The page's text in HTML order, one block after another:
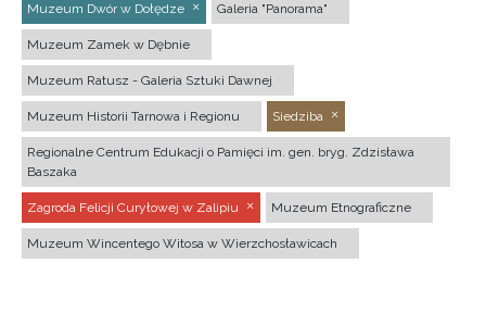
Muzeum Dwór w Dołędze Galeria "Panorama"
Muzeum Zamek w Dębnie
Muzeum Ratusz - Galeria Sztuki Dawnej
Muzeum Historii Tarnowa i Regionu Siedziba
Regionalne Centrum Edukacji o Pamięci im. gen. bryg. Zdzisława
Baszaka
Zagroda Felicji Curyłowej w Zalipiu Muzeum Etnograficzne
Muzeum Wincentego Witosa w Wierzchosławicach